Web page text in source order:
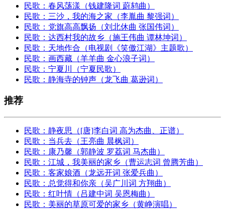
民歌：春风荡漾（钱建隆词 蔚鸫曲）
民歌：三沙，我的海之家（李胤曲 黎强词）
民歌：党旗高高飘扬（刘北休曲 张国伟词）
民歌：达西村我的故乡（施王伟曲 谭林坤词）
民歌：天地作合（电视剧《笑傲江湖》主题歌）
民歌：画西藏（羊羊曲 金心浪子词）
民歌：宁夏川（宁夏民歌）
民歌：静海寺的钟声（龙飞曲 葛逊词）
推荐
民歌：静夜思（[唐]李白词 高为杰曲、正谱）
民歌：当兵去（王亮曲 晨枫词）
民歌：康乃馨（郭静波 罗荔词 马杰曲）
民歌：江城，我美丽的家乡（曹运志词 曾腾芳曲）
民歌：客家娘酒（龙远开词 张爱兵曲）
民歌：总觉得和你亲（吴广川词 方翔曲）
民歌：红叶情（吕建中词 吴恩梅曲）
民歌：美丽的草原可爱的家乡（黄峥演唱）